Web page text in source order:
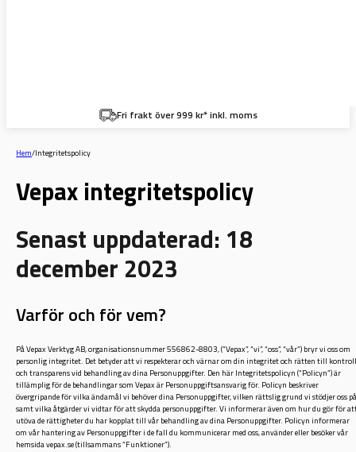
Fri frakt över 999 kr* inkl. moms
Hem/Integritetspolicy
Vepax integritetspolicy
Senast uppdaterad: 18
december 2023
Varför och för vem?
På Vepax Verktyg AB, organisationsnummer 556862-8803, (“Vepax”, “vi”, “oss”, “vår”) bryr vi oss om
personlig integritet. Det betyder att vi respekterar och värnar om din integritet och rätten till
och transparens vid behandling av dina Personuppgifter. Den här Integritetspolicyn (“Policyn”) är
tillämplig för de behandlingar som Vepax är Personuppgiftsansvarig för. Policyn beskriver
övergripande för vilka ändamål vi behöver dina Personuppgifter, vilken rättslig grund vi stödjer oss
samt vilka åtgärder vi vidtar för att skydda personuppgifter. Vi informerar även om hur du gör för
utöva de rättigheter du har kopplat till vår behandling av dina Personuppgifter. Policyn informerar
om vår hantering av Personuppgifter i de fall du kommunicerar med oss, använder eller besöker vår
hemsida vepax.se (tillsammans “Funktioner”).